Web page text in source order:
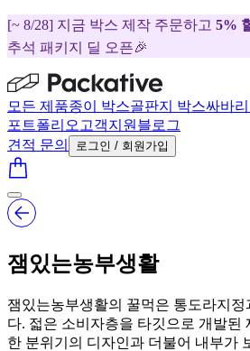
[~ 8/28] 지금 박스 제작 주문하고 5%
추석 패키지 딜 오픈🎉
모든 제품종이 박스골판지 박스싸바
포트폴리오 고객지원 블로그
견적 문의
로그인 / 회원가입
잼있는농부생활
잼있는농부생활의 꿀먹은 통도라지정
다. 젋은 소비자층을 타깃으로 개발된
한 분위기의 디자인과 더불어 내부가